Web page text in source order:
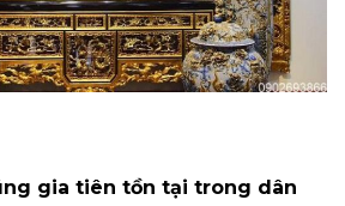
gia tiên tồn tại trong dân